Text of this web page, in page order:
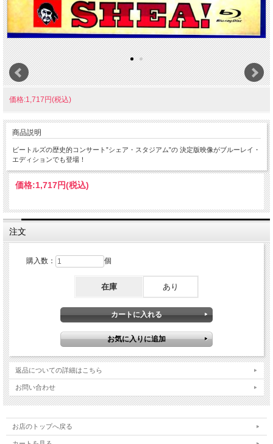
価格:1,717円(税込)
商品説明
ビートルズの歴史的コンサート”シェア・スタジアム”の 決定版映像がブルーレイ・
エディションでも登場！
価格:1,717円(税込)
注文
購入数： 個
在庫 あり
返品についての詳細はこちら
お問い合わせ
お店のトップへ戻る